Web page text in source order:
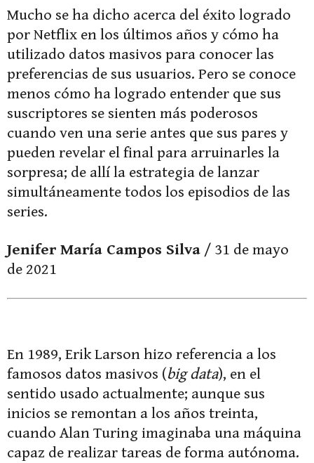
Mucho se ha dicho acerca del éxito logrado
por Netflix en los últimos años y cómo ha
utilizado datos masivos para conocer las
preferencias de sus usuarios. Pero se conoce
menos cómo ha logrado entender que sus
suscriptores se sienten más poderosos
cuando ven una serie antes que sus pares y
pueden revelar el final para arruinarles la
sorpresa; de allí la estrategia de lanzar
simultáneamente todos los episodios de las
series.
Jenifer María Campos Silva / 31 de mayo
de 2021
En 1989, Erik Larson hizo referencia a los
famosos datos masivos (big data), en el
sentido usado actualmente; aunque sus
inicios se remontan a los años treinta,
cuando Alan Turing imaginaba una máquina
capaz de realizar tareas de forma autónoma.